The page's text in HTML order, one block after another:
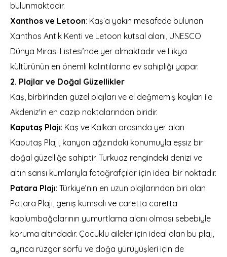
bulunmaktadır.
Xanthos ve Letoon: Kaş’a yakın mesafede bulunan
Xanthos Antik Kenti ve Letoon kutsal alanı, UNESCO
Dünya Mirası Listesi’nde yer almaktadır ve Likya
kültürünün en önemli kalıntılarına ev sahipliği yapar.
2. Plajlar ve Doğal Güzellikler
Kaş, birbirinden güzel plajları ve el değmemiş koyları ile
Akdeniz'in en cazip noktalarından biridir.
Kaputaş Plajı: Kaş ve Kalkan arasında yer alan
Kaputaş Plajı, kanyon ağzındaki konumuyla eşsiz bir
doğal güzelliğe sahiptir. Turkuaz rengindeki denizi ve
altın sarısı kumlarıyla fotoğrafçılar için ideal bir noktadır.
Patara Plajı: Türkiye’nin en uzun plajlarından biri olan
Patara Plajı, geniş kumsalı ve caretta caretta
kaplumbağalarının yumurtlama alanı olması sebebiyle
koruma altındadır. Çocuklu aileler için ideal olan bu plaj,
ayrıca rüzgar sörfü ve doğa yürüyüşleri için de